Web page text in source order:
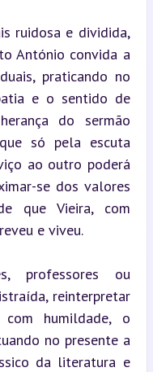
ruidosa e dividida,
António convida a
praticando no
e o sentido de
do sermão
só pela escuta
ao outro poderá
se dos valores
que Vieira, com
e viveu.
professores ou
reinterpretar
humildade, o
no presente a
da literatura e